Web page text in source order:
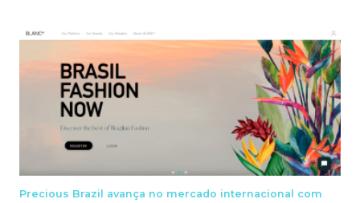
Precious Brazil avança no mercado internacional com